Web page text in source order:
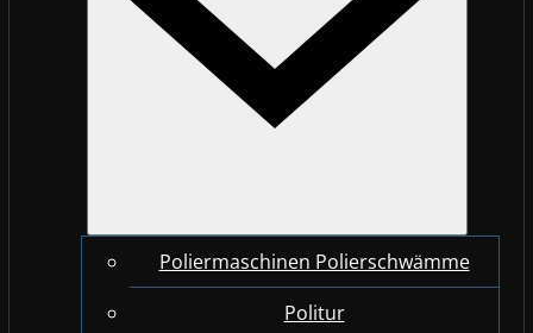
Poliermaschinen Polierschwämme
Politur